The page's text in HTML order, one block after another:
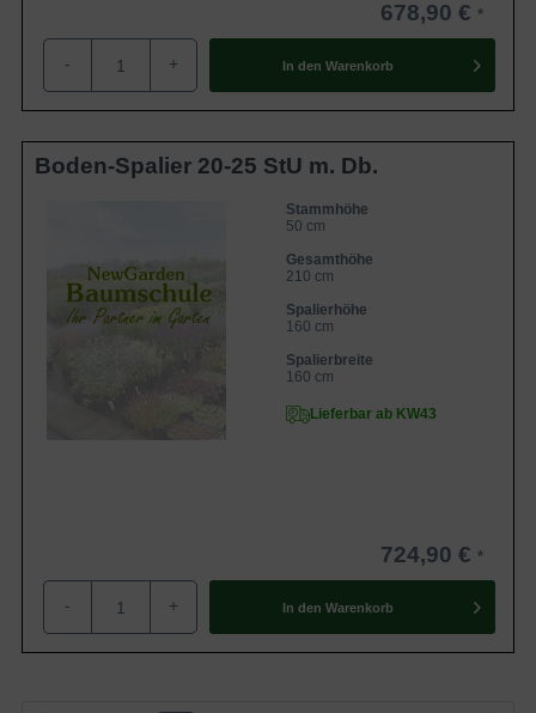
678,90 €
- + In den Warenkorb
Boden-Spalier 20-25 StU m. Db.
Stammhöhe
50 cm
Gesamthöhe
210 cm
Spalierhöhe
160 cm
Spalierbreite
160 cm
Lieferbar ab KW43
724,90 €
- + In den Warenkorb